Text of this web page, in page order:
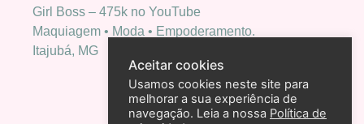
Girl Boss – 475k no YouTube
Maquiagem • Moda • Empoderamento.
Itajubá, MG
Aceitar cookies
Usamos cookies neste site para
melhorar a sua experiência de
navegação. Leia a nossa Política de